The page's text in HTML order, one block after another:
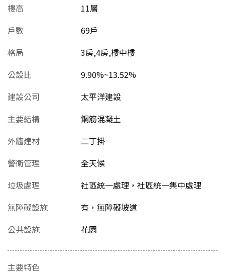
樓高
11層
戶數
69戶
格局
3房,4房,樓中樓
公設比
9.90%~13.52%
建設公司
太平洋建設
主要結構
鋼筋混凝土
外牆建材
二丁掛
警衛管理
全天候
垃圾處理
社區統一處理，社區統一集中處理
無障礙設施
有，無障礙坡道
公共設施
花園
主要特色